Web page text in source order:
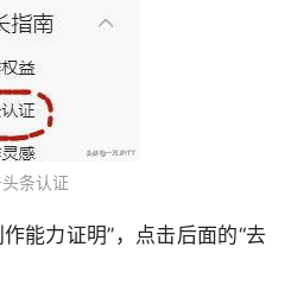
条认证
能力证明”，点击后面的“去